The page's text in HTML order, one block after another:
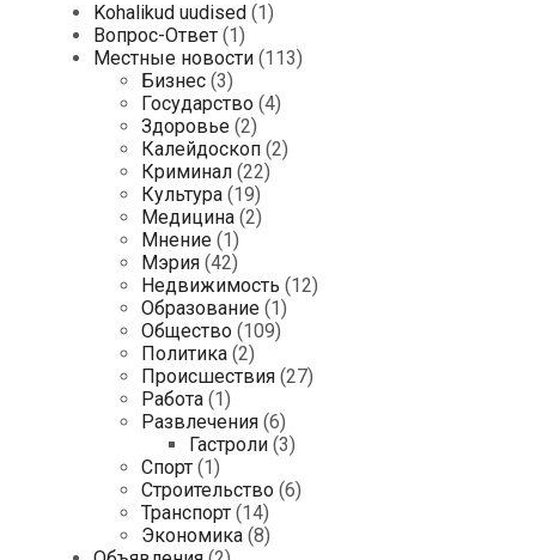
Kohalikud uudised (1)
Вопрос-Ответ (1)
Местные новости (113)
Бизнес (3)
Государство (4)
Здоровье (2)
Калейдоскоп (2)
Криминал (22)
Культура (19)
Медицина (2)
Мнение (1)
Мэрия (42)
Недвижимость (12)
Образование (1)
Общество (109)
Политика (2)
Происшествия (27)
Работа (1)
Развлечения (6)
Гастроли (3)
Спорт (1)
Строительство (6)
Транспорт (14)
Экономика (8)